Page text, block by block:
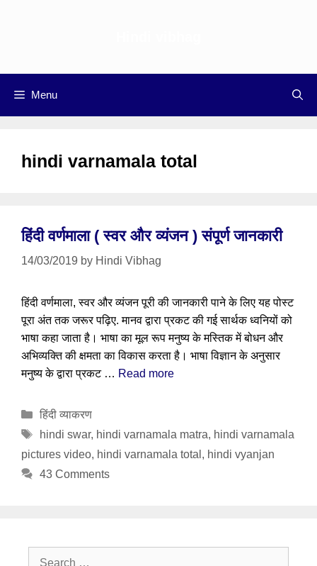
Menu
hindi varnamala total
हिंदी वर्णमाला ( स्वर और व्यंजन ) संपूर्ण जानकारी
14/03/2019 by Hindi Vibhag
हिंदी वर्णमाला, स्वर और व्यंजन पूरी की जानकारी पाने के लिए यह पोस्ट
पूरा अंत तक जरूर पढ़िए. मानव द्वारा प्रकट की गई सार्थक ध्वनियों को
भाषा कहा जाता है। भाषा का मूल रूप मनुष्य के मस्तिक में बोधन और
अभिव्यक्ति की क्षमता का विकास करता है। भाषा विज्ञान के अनुसार
मनुष्य के द्वारा प्रकट … Read more
Categories
हिंदी व्याकरण
Tags
hindi swar, hindi varnamala matra, hindi varnamala
pictures video, hindi varnamala total , hindi vyanjan
43 Comments
Search